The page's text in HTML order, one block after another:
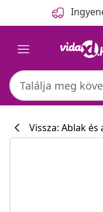
Vissza: Ablak